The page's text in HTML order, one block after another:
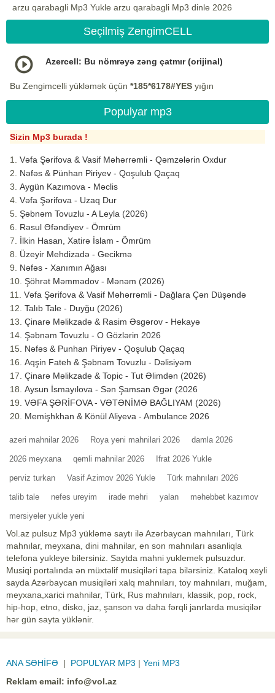
arzu qarabagli Mp3 Yukle arzu qarabagli Mp3 dinle 2026
Seçilmiş ZengimCELL
Azercell: Bu nömrəyə zəng çatmır (orijinal)
Bu Zengimcelli yükləmək üçün *185*6178#YES yığın
Populyar mp3
Sizin Mp3 burada !
Vəfa Şərifova & Vasif Məhərrəmli - Qəmzələrin Oxdur
Nəfəs & Pünhan Piriyev - Qoşulub Qaçaq
Aygün Kazımova - Məclis
Vəfa Şərifova - Uzaq Dur
Şəbnəm Tovuzlu - A Leyla (2026)
Rəsul Əfəndiyev - Ömrüm
İlkin Hasan, Xatirə İslam - Ömrüm
Üzeyir Mehdizadə - Gecikmə
Nəfəs - Xanımın Ağası
Şöhrət Məmmədov - Mənəm (2026)
Vəfa Şərifova & Vasif Məhərrəmli - Dağlara Çən Düşəndə
Talıb Tale - Duyğu (2026)
Çinarə Məlikzadə & Rasim Əsgərov - Hekayə
Şəbnəm Tovuzlu - O Gözlərin 2026
Nəfəs & Punhan Piriyev - Qoşulub Qaçaq
Aqşin Fateh & Şəbnəm Tovuzlu - Dəlisiyəm
Çinarə Məlikzade & Topic - Tut Əlimdən (2026)
Aysun İsmayılova - Sən Şamsan Əgər (2026
VƏFA ŞƏRİFOVA - VƏTƏNİMƏ BAĞLIYAM (2026)
Memişhkhan & Könül Aliyeva - Ambulance 2026
azeri mahnilar 2026 Roya yeni mahnilari 2026 damla 2026
2026 meyxana qemli mahnilar 2026 Ifrat 2026 Yukle
perviz turkan Vasif Azimov 2026 Yukle Türk mahnıları 2026
talib tale nefes ureyim irade mehri yalan məhəbbət kazımov
mersiyeler yukle yeni
Vol.az pulsuz Mp3 yükləmə saytı ilə Azərbaycan mahnıları, Türk
mahnılar, meyxana, dini mahnilar, en son mahnıları asanliqla
telefona yukleye bilersiniz. Saytda mahni yuklemek pulsuzdur.
Musiqi portalında ən müxtəlif musiqiləri tapa bilərsiniz. Kataloq xeyli
sayda Azərbaycan musiqiləri xalq mahnıları, toy mahnıları, muğam,
meyxana,xarici mahnilar, Türk, Rus mahnıları, klassik, pop, rock,
hip-hop, etno, disko, jaz, şanson və daha fərqli janrlarda musiqilər
hər gün sayta yüklənir.
ANA SƏHİFƏ | POPULYAR MP3 | Yeni MP3
Reklam email: info@vol.az